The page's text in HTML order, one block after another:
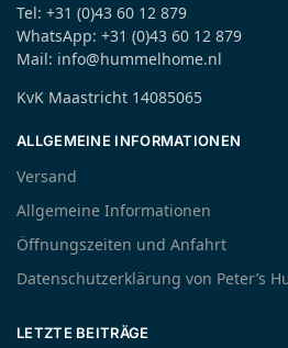
Tel: +31 (0)43 60 12 879
WhatsApp: +31 (0)43 60 12 879
Mail: info@hummelhome.nl
KvK Maastricht 14085065
ALLGEMEINE INFORMATIONEN
Versand
Allgemeine Informationen
Öffnungszeiten und Anfahrt
Datenschutzerklärung von Peter’s
LETZTE BEITRÄGE